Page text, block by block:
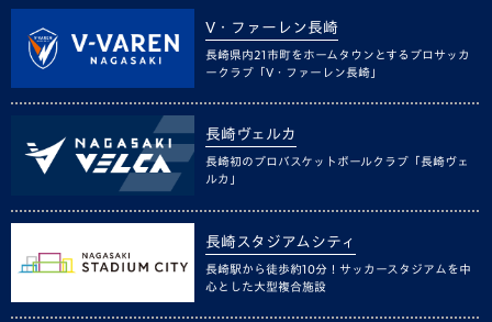
V・ファーレン長崎
長崎県内21市町をホームタウンとするプロサッカ
ークラブ「V・ファーレン長崎」
長崎ヴェルカ
長崎初のプロバスケットボールクラブ「長崎ヴェ
ルカ」
長崎スタジアムシティ
長崎駅から徒歩約10分！サッカースタジアムを中
心とした大型複合施設